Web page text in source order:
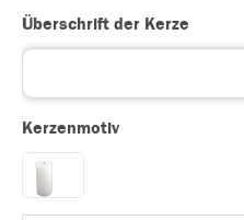
Überschrift der Kerze
Kerzenmotiv